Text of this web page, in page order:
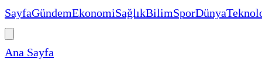
SayfaGündemEkonomiSağlıkBilimSporDünya
Ana Sayfa